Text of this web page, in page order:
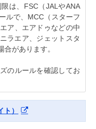
は、FSC（JALやANA
ルで、MCC（スターフ
ア、エアドゥなどの中
ラエア、ジェットスタ
があります。
のルールを確認してお
）